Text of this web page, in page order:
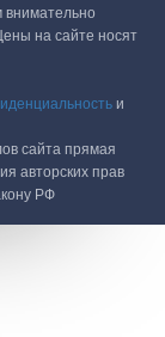
внимательно
на сайте носят
и
сайта прямая
авторских прав
РФ